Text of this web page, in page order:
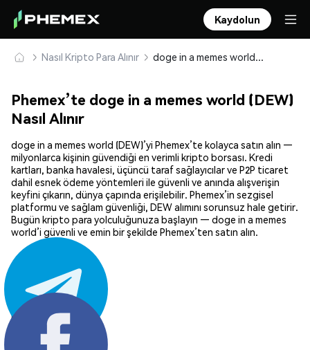
Kaydolun
Nasıl Kripto Para Alınır doge in a memes world (DEW) Güvenle Satın Alın ve Saklayın
Phemex’te doge in a memes world (DEW)
Nasıl Alınır
doge in a memes world (DEW)’yi Phemex’te kolayca satın alın —
milyonlarca kişinin güvendiği en verimli kripto borsası. Kredi
kartları, banka havalesi, üçüncü taraf sağlayıcılar ve P2P ticaret
dahil esnek ödeme yöntemleri ile güvenli ve anında alışverişin
keyfini çıkarın, dünya çapında erişilebilir. Phemex’in sezgisel
platformu ve sağlam güvenliği, DEW alımını sorunsuz hale getirir.
Bugün kripto para yolculuğunuza başlayın — doge in a memes
world’i güvenli ve emin bir şekilde Phemex’ten satın alın.
Paylaş: